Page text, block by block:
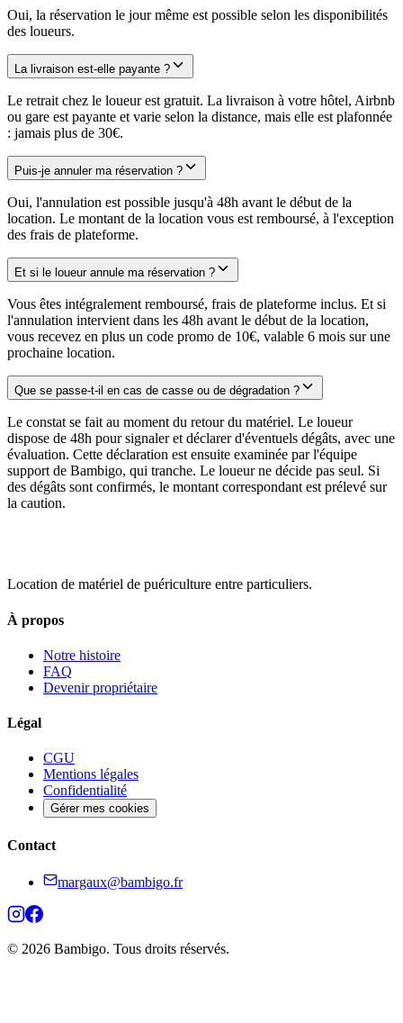
Oui, la réservation le jour même est possible selon les disponibilités
des loueurs.
La livraison est-elle payante ?
Le retrait chez le loueur est gratuit. La livraison à votre hôtel, Airbnb
ou gare est payante et varie selon la distance, mais elle est plafonnée
: jamais plus de 30€.
Puis-je annuler ma réservation ?
Oui, l'annulation est possible jusqu'à 48h avant le début de la
location. Le montant de la location vous est remboursé, à l'exception
des frais de plateforme.
Et si le loueur annule ma réservation ?
Vous êtes intégralement remboursé, frais de plateforme inclus. Et si
l'annulation intervient dans les 48h avant le début de la location,
vous recevez en plus un code promo de 10€, valable 6 mois sur une
prochaine location.
Que se passe-t-il en cas de casse ou de dégradation ?
Le constat se fait au moment du retour du matériel. Le loueur
dispose de 48h pour signaler et déclarer d'éventuels dégâts, avec une
évaluation. Cette déclaration est ensuite examinée par l'équipe
support de Bambigo, qui tranche. Le loueur ne décide pas seul. Si
des dégâts sont confirmés, le montant correspondant est prélevé sur
la caution.
Location de matériel de puériculture entre particuliers.
À propos
Notre histoire
FAQ
Devenir propriétaire
Légal
CGU
Mentions légales
Confidentialité
Gérer mes cookies
Contact
margaux@bambigo.fr
© 2026 Bambigo. Tous droits réservés.